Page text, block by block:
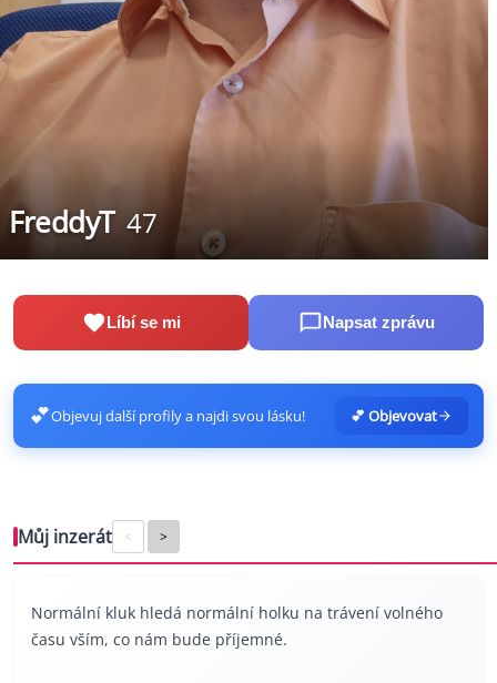
FreddyT 47
Líbí se mi Napsat zprávu
💕Objevuj další profily a najdi svou lásku! 💕 Objevovat
Můj inzerát < >
Normální kluk hledá normální holku na trávení volného
času vším, co nám bude příjemné.